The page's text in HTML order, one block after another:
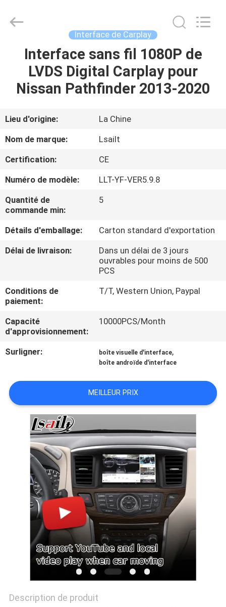
MAISON
PRODUITS
VIDÉOS
SUJET
DE
NOUS
VISITE
D'USINE
CONTRÔLE
DE
QUALITÉ
CONTACTEZ-
NOUVELLES
PLAN
PRIVACY
POLICY
Automobile
Electron
Interface de Carplay
Interface sans fil 1080P de
LVDS Digital Carplay pour
Nissan Pathfinder 2013-2020
Lieu d'origine:
La Chine
Nom de marque:
Lsailt
Certification:
CE
Numéro de modèle:
LLT-YF-VER5.9.8
Quantité de
commande min:
5
Détails d'emballage:
Carton standard d'exportation
Délai de livraison:
Dans un délai de 3 jours
ouvrables pour moins de 500
PCS
Conditions de
paiement:
T/T, Western Union, Paypal
Capacité
d'approvisionnement:
10000PCS/Month
Surligner: boîte visuelle d'interface,
boîte androïde d'interface
MEILLEUR PRIX
Description de produit